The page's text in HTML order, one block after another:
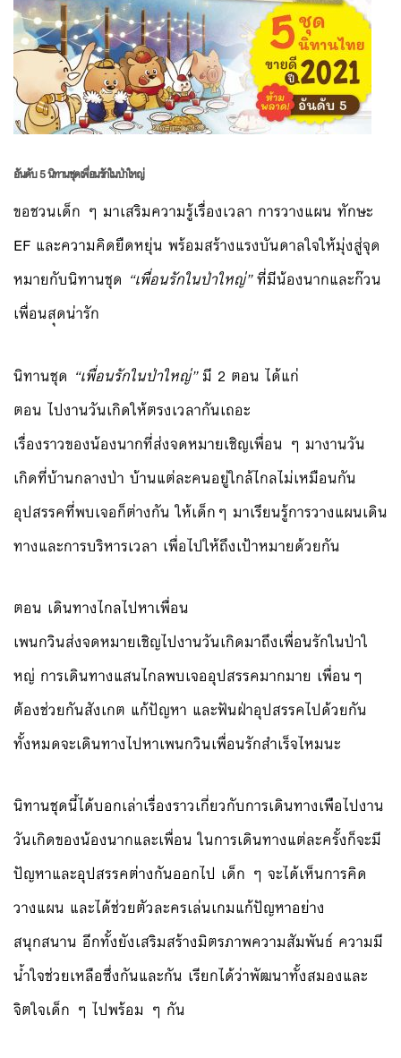
อันดับ 5 นิทานชุดเพื่อนรักในป่าใหญ่
ขอชวนเด็ก ๆ มาเสริมความรู้เรื่องเวลา การวางแผน ทักษะ
EF และความคิดยืดหยุ่น พร้อมสร้างแรงบันดาลใจให้มุ่งสู่จุด
หมายกับนิทานชุด “เพื่อนรักในป่าใหญ่”ที่มีน้องนากและก๊วน
เพื่อนสุดน่ารัก
นิทานชุด “เพื่อนรักในป่าใหญ่”มี 2 ตอน ได้แก่
ตอน ไปงานวันเกิดให้ตรงเวลากันเถอะ
เรื่องราวของน้องนากที่ส่งจดหมายเชิญเพื่อน ๆ มางานวัน
เกิดที่บ้านกลางป่า บ้านแต่ละคนอยู่ใกล้ไกลไม่เหมือนกัน
อุปสรรคที่พบเจอก็ต่างกัน ให้เด็กๆ มาเรียนรู้การวางแผนเดิน
ทางและการบริหารเวลา เพื่อไปให้ถึงเป้าหมายด้วยกัน
ตอน เดินทางไกลไปหาเพื่อน
เพนกวินส่งจดหมายเชิญไปงานวันเกิดมาถึงเพื่อนรักในป่าใ
หญ่ การเดินทางแสนไกลพบเจออุปสรรคมากมาย เพื่อนๆ
ต้องช่วยกันสังเกต แก้ปัญหา และฟันฝ่าอุปสรรคไปด้วยกัน
ทั้งหมดจะเดินทางไปหาเพนกวินเพื่อนรักสำเร็จไหมนะ
นิทานชุดนี้ได้บอกเล่าเรื่องราวเกี่ยวกับการเดินทางเพื่อไปงาน
วันเกิดของน้องนากและเพื่อน ในการเดินทางแต่ละครั้งก็จะมี
ปัญหาและอุปสรรคต่างกันออกไป เด็ก ๆ จะได้เห็นการคิด
วางแผน และได้ช่วยตัวละครเล่นเกมแก้ปัญหาอย่าง
สนุกสนาน อีกทั้งยังเสริมสร้างมิตรภาพความสัมพันธ์ ความมี
น้ำใจช่วยเหลือซึ่งกันและกัน เรียกได้ว่าพัฒนาทั้งสมองและ
จิตใจเด็ก ๆ ไปพร้อม ๆ กัน